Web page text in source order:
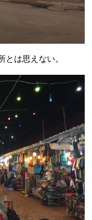
は思えない。